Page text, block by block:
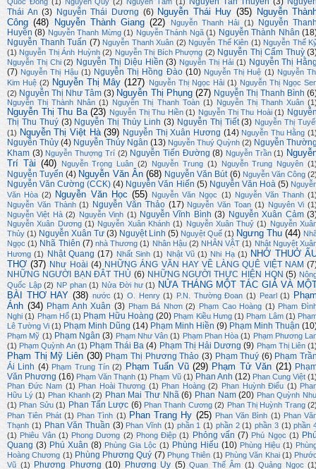
Quốc Đông (1) Nguyễn Quy (2) Nguyên Tâm (1)
Thái An (3) Nguyễn Thái Dương (6) Nguyễn Thái Huy (35)
Nguyễn
Công (48) Nguyễn Thành Giang (22) Nguyễn Thanh Hải (1)
Nguyễn
Huyền (8) Nguyễn Thanh Mừng (1) Nguyễn Thánh Ngã (1) Nguyễn Thành Nhân
Nguyễn Thanh Tuấn (7) Nguyễn Thanh Xuân (2) Nguyễn Thế Kiên (1) Nguyễn Thế
(1) Nguyễn Thị Ánh Huỳnh (2) Nguyễn Thị Bích Phượng (2) Nguyễn Thị Cẩm Thuỳ
Nguyễn Thị Chi (2) Nguyễn Thị Diệu Hiền (3) Nguyễn Thị Hải (1) Nguyễn Thị
(7) Nguyễn Thị Hậu (1) Nguyễn Thị Hồng Đào (10) Nguyễn Thị Huệ (1) Nguyễn
Kim Huệ (2) Nguyễn Thị Mây (127) Nguyễn Thị Ngọc Hải (1) Nguyễn Thị Ngọc
(2) Nguyễn Thị Như Tâm (3) Nguyễn Thị Phụng (27) Nguyễn Thị Thanh Bình
Nguyễn Thị Thành Nhân (1) Nguyễn Thị Thanh Toàn (1) Nguyễn Thị Thanh Xuân
Nguyễn Thị Thu Ba (23) Nguyễn Thị Thu Hiền (1) Nguyễn Thị Thu Hoài (1)
Thị Thu Thuý (3) Nguyễn Thị Thùy Linh (3) Nguyễn Thị Tiết (3) Nguyễn Thị
(1) Nguyễn Thị Việt Hà (39) Nguyễn Thị Xuân Hương (14) Nguyễn Thu Hằng
Nguyễn Thủy (4) Nguyễn Thúy Ngân (13) Nguyễn Thuý Quỳnh (2) Nguyễn
Kham (3) Nguyễn Thượng Trí (2) Nguyễn Tiến Đường (8) Nguyễn Trần (1)
Trí Tài (40) Nguyễn Trọng Luân (2) Nguyễn Trung (1) Nguyễn Trung Nguyên
Nguyễn Tuyển (4) Nguyễn Văn Ân (68) Nguyễn Văn Bút (6) Nguyễn Văn Công
Nguyễn Văn Cường (CCK) (4) Nguyễn Văn Hiến (5) Nguyễn Văn Hoà (5)
Văn Hòa (2) Nguyễn Văn Học (55) Nguyễn Văn Ngọc (1) Nguyễn Văn Thanh
Nguyễn Văn Thành (1) Nguyễn Văn Thảo (17) Nguyễn Văn Toan (1) Nguyên Vi
Nguyễn Việt Hà (2) Nguyễn Vinh (1) Nguyễn Vĩnh Bình (3) Nguyễn Xuân Cảm
Nguyễn Xuân Dương (1) Nguyễn Xuân Khánh (1) Nguyễn Xuân Thuỷ (1) Nguyễn
Thủy (1) Nguyễn Xuân Tư (3) Nguyệt Linh (5) Nguyệt Quế (1) Ngưng Thu (44)
Ngọc (1) Nhã Thiên (7) nhà Thương (1) Nhân Hậu (2) NHÂN VẬT (1) Nhật Nguyệt
Hương (1) Nhật Quang (17) Nhất Sinh (1) Nhật Vũ (1) Nhi Hạ (1) NHỚ THUỞ
THƠ (37) Như Hoài (4) NHỮNG ÁNG VĂN HAY VỀ LÀNG QUÊ VIỆT NAM
NHỮNG NGƯỜI BẠN ĐÂT THỦ (6) NHỮNG NGƯỜI THỰC HIỆN HQN (5)
Quốc Lập (2) NP phan (1) Nửa Đời hư (1) NỬA THÁNG MỘT TÁC GIẢ VÀ
BÀI THƠ HAY (38) nước (1) O. Henry (1) P.N. Thường Đoan (1) Pearl (1)
Ánh (34) Phạm Anh Xuân (3) Phạm Bá Nhơn (2) Phạm Cao Hoàng (1) Phạm
Nghi (1) Phạm Hổ (1) Phạm Hữu Hoàng (20) Phạm Kiều Hưng (1) Phạm Lâm (1)
Lê Tường Vi (1) Phạm Minh Dũng (14) Phạm Minh Hiền (9) Phạm Minh Thuận
Phạm Mỹ (1) Phạm Ngân (3) Phạm Như Vân (1) Phạm Phan Hòa (1) Phạm Phương
(1) Phạm Quỳnh An (1) Phạm Thái Ba (4) Phạm Thị Hải Dương (9) Phạm Thị Liên
Phạm Thị Mỹ Liên (30) Phạm Thị Phương Thảo (3) Phạm Thuý (6) Phạm
Ái Linh (4) Phạm Trung Tín (2) Phạm Tuấn Vũ (29) Phạm Tử Văn (21)
Văn Phương (16) Phạm Văn Thạnh (1) Phạm Vũ (1) Phan Anh (12) Phan Cung Việt
Phan Đức Nam (1) Phan Hoài Thương (1) Phan Hoàng (2) Phan Huỳnh Điểu (1)
Hữu Lý (1) Phan Khanh (2) Phan Mai Thư Nhã (6) Phan Nam (20) Phan Quỳnh
(1) Phan Sửu (1) Phan Tấn Lược (6) Phan Thanh Cương (2) Phan Thị Huỳnh Trang
Phan Tiên Phát (1) Phan Tình (1) Phan Trang Hy (25) Phan Văn Bình (1) Phan
Thạnh (1) Phan Văn Thuần (3) Phan Vĩnh (1) phần 1 (1) phần 2 (1) phần 3 (1) phần
(1) Phiêu Vân (1) Phong Dương (2) Phong Điệp (1) Phỏng vấn (7) Phú Ngọc (1)
Quang (3) Phú Xuân (8) Phùng Gia Lộc (1) Phùng Hiếu (10) Phùng Hiệu (1)
Hoàng Chương (1) Phùng Phương Quý (7) Phụng Thiên (1) Phùng Văn Khai (1)
Vũ (1) Phương Phương (10) Phương Uy (5) Quan Thế Âm (1) Quảng Ngọc